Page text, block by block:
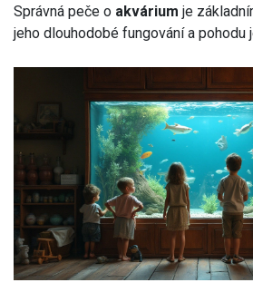
Správná peče o akvárium je
jeho dlouhodobé fungování a pohodu